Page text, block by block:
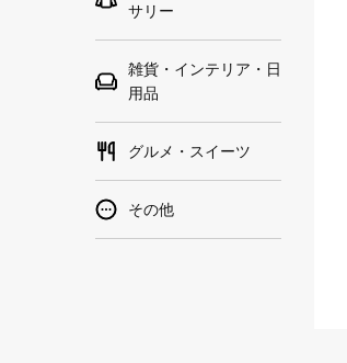
サリー
雑貨・インテリア・日
用品
グルメ・スイーツ
その他